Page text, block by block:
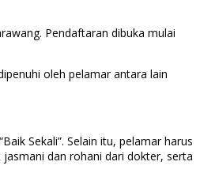
Pendaftaran dibuka mulai
oleh pelamar antara lain
Sekali”. Selain itu, pelamar harus
dan rohani dari dokter, serta